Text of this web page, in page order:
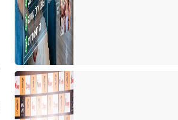
Türkiye’nin Altın Yumurtlayan Tavuğunu
Zamanı
Antalya'da Turizmdeki Sıkıntılar ve Çözüm
Antalya’nın Hava Trafiği ve Yol Sorunları:
Bekleyen Kriz
Turizm Türkiye'nin Yükselen Değeri:
Talep Niye Hala Yüksek?